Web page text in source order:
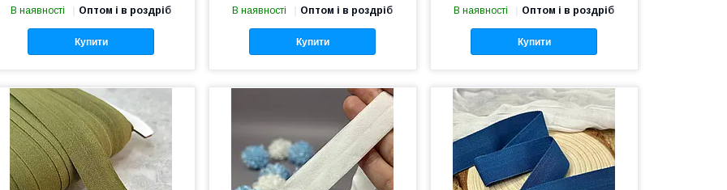
В наявності Оптом і в роздріб
Купити
В наявності Оптом і в роздріб
Купити
В наявності Оптом і в роздріб
Купити